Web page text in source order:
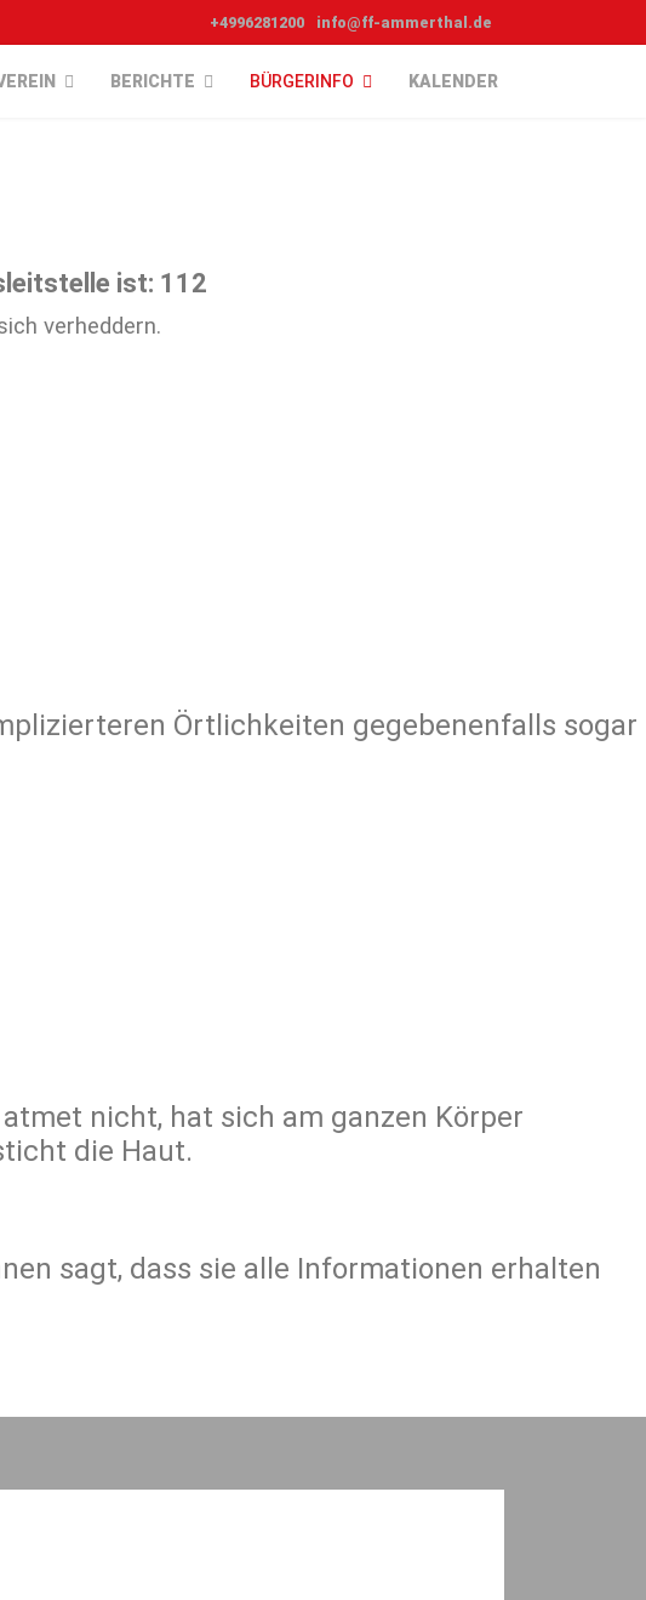
+4996281200 info@ff-ammerthal.de
BERICHTE BÜRGERINFO KALENDER
ist: 112
verheddern.
Örtlichkeiten gegebenenfalls sogar
nicht, hat sich am ganzen Körper
die Haut.
sagt, dass sie alle Informationen erhalten